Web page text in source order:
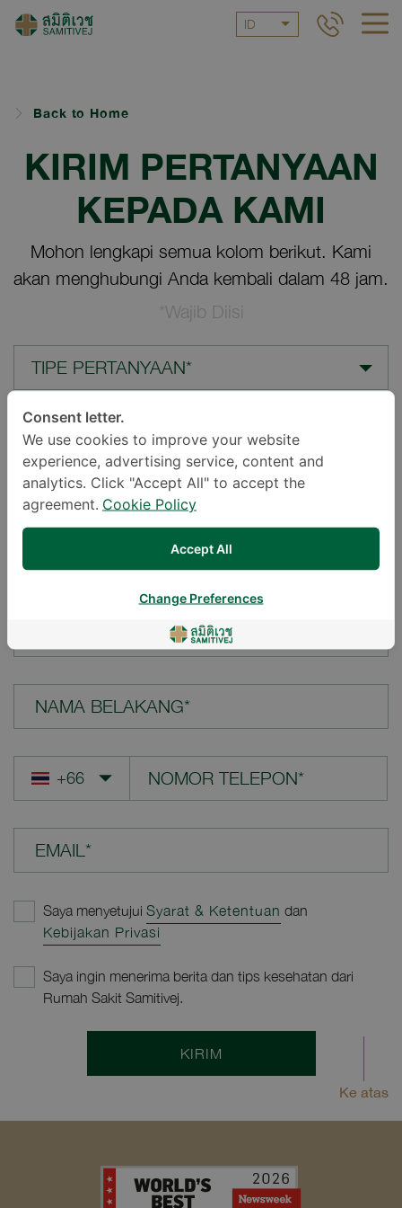
ID
Back to Home
KIRIM PERTANYAAN
KEPADA KAMI
Mohon lengkapi semua kolom berikut. Kami
akan menghubungi Anda kembali dalam 48 jam.
*Wajib Diisi
TIPE PERTANYAAN*
LOKASI*
PERTANYAAN ANDA*
NAMA BELAKANG*
EMAIL*
Saya menyetujui Syarat & Ketentuan dan
Kebijakan Privasi
Saya ingin menerima berita dan tips kesehatan dari
Rumah Sakit Samitivej.
KIRIM
Ke atas
Consent letter.
We use cookies to improve your website
experience, advertising service, content and
analytics. Click "Accept All" to accept the
agreement. Cookie Policy
Accept All
Change Preferences